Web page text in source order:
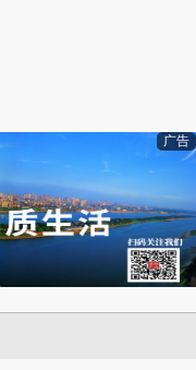
广告